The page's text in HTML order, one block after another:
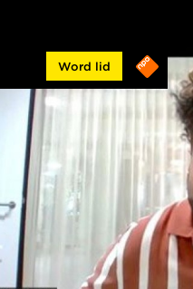
Word lid